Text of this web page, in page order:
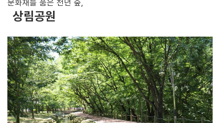
문화재를 품은 천년 숲,
상림공원